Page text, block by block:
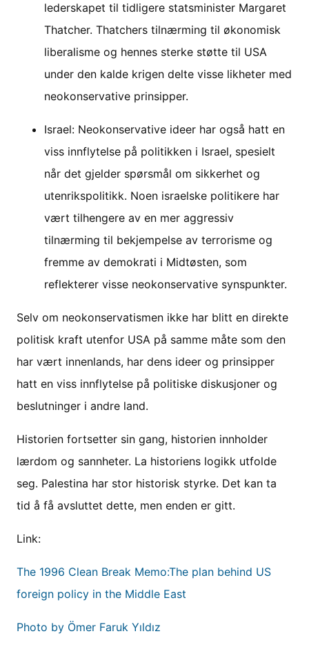
lederskapet til tidligere statsminister Margaret
Thatcher. Thatchers tilnærming til økonomisk
liberalisme og hennes sterke støtte til USA
under den kalde krigen delte visse likheter med
neokonservative prinsipper.
Israel: Neokonservative ideer har også hatt en
viss innflytelse på politikken i Israel, spesielt
når det gjelder spørsmål om sikkerhet og
utenrikspolitikk. Noen israelske politikere har
vært tilhengere av en mer aggressiv
tilnærming til bekjempelse av terrorisme og
fremme av demokrati i Midtøsten, som
reflekterer visse neokonservative synspunkter.
Selv om neokonservatismen ikke har blitt en direkte
politisk kraft utenfor USA på samme måte som den
har vært innenlands, har dens ideer og prinsipper
hatt en viss innflytelse på politiske diskusjoner og
beslutninger i andre land.
Historien fortsetter sin gang, historien innholder
lærdom og sannheter. La historiens logikk utfolde
seg. Palestina har stor historisk styrke. Det kan ta
tid å få avsluttet dette, men enden er gitt.
Link:
The 1996 Clean Break Memo:The plan behind US
foreign policy in the Middle East
Photo by Ömer Faruk Yıldız